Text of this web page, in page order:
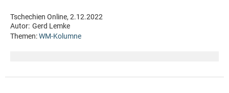
Tschechien Online, 2.12.2022
Autor: Gerd Lemke
Themen:WM-Kolumne